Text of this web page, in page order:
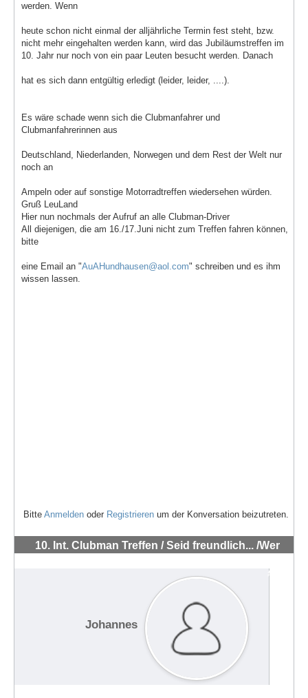
werden. Wenn
heute schon nicht einmal der alljährliche Termin fest steht, bzw.
nicht mehr eingehalten werden kann, wird das Jubiläumstreffen im
10. Jahr nur noch von ein paar Leuten besucht werden. Danach
hat es sich dann entgültig erledigt (leider, leider, ....).
Es wäre schade wenn sich die Clubmanfahrer und
Clubmanfahrerinnen aus
Deutschland, Niederlanden, Norwegen und dem Rest der Welt nur
noch an
Ampeln oder auf sonstige Motorradtreffen wiedersehen würden.
Gruß LeuLand
Hier nun nochmals der Aufruf an alle Clubman-Driver
All diejenigen, die am 16./17.Juni nicht zum Treffen fahren können,
bitte
eine Email an "AuAHundhausen@aol.com" schreiben und es ihm
wissen lassen.
Bitte Anmelden oder Registrieren um der Konversation beizutreten.
10. Int. Clubman Treffen / Seid freundlich... /Wer
#567
Johannes